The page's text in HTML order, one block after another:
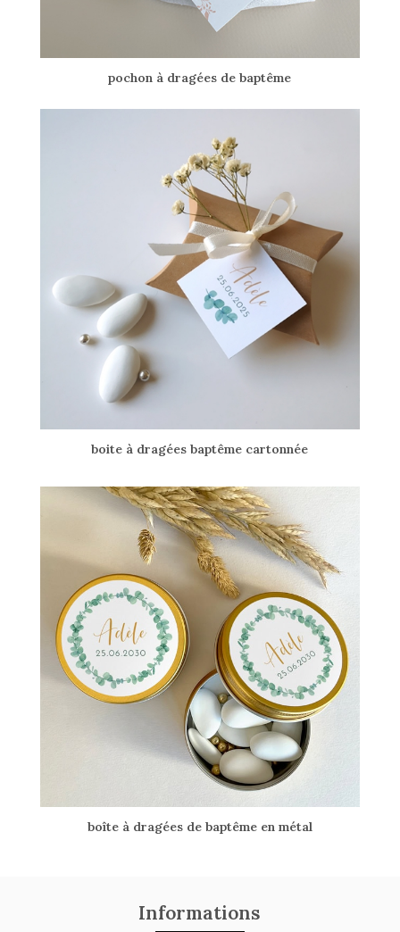
pochon à dragées de baptême
boite à dragées baptême cartonnée
boîte à dragées de baptême en métal
Informations